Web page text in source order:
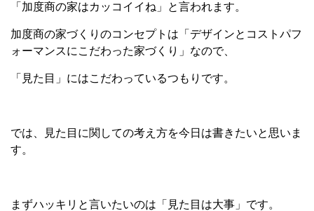
「加度商の家はカッコイイね」と言われます。
加度商の家づくりのコンセプトは「デザインとコストパフ
ォーマンスにこだわった家づくり」なので、
「見た目」にはこだわっているつもりです。
では、見た目に関しての考え方を今日は書きたいと思いま
す。
まずハッキリと言いたいのは「見た目は大事」です。